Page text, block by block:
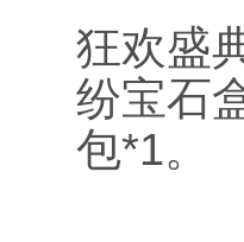
狂欢盛
纷宝石
包*1。